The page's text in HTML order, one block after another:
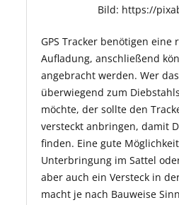
Bild: https://
GPS Tracker benötigen eine
Aufladung, anschließend
angebracht werden. Wer
überwiegend zum
möchte, der sollte den
versteckt anbringen, damit
finden. Eine gute
Unterbringung im Sattel
aber auch ein Versteck in
macht je nach Bauweise